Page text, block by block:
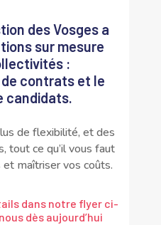
des Vosges a
sur mesure
:
contrats et le
candidats.
de flexibilité, et des
tout ce qu’il vous faut
maîtriser vos coûts.
dans notre flyer ci-
dès aujourd’hui